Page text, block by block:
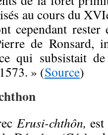
au cours du
cependant rester
de Ronsard,
qui subsistait
» (Source)
Erusi-chthôn,